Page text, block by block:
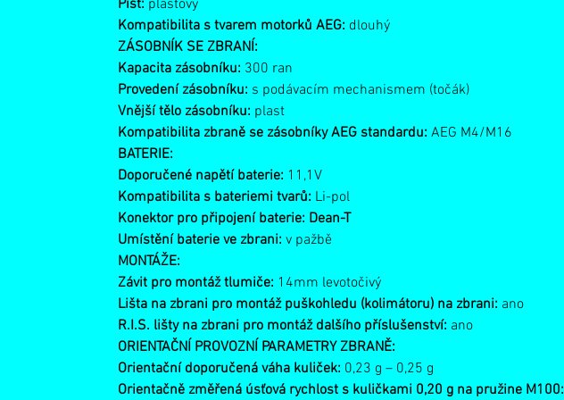
Píst: plastový
Kompatibilita s tvarem motorků AEG: dlouhý
ZÁSOBNÍK SE ZBRANÍ:
Kapacita zásobníku: 300 ran
Provedení zásobníku: s podávacím mechanismem (točák)
Vnější tělo zásobníku: plast
Kompatibilita zbraně se zásobníky AEG standardu: AEG M4/M16
BATERIE:
Doporučené napětí baterie: 11,1V
Kompatibilita s bateriemi tvarů: Li-pol
Konektor pro připojení baterie: Dean-T
Umístění baterie ve zbrani: v pažbě
MONTÁŽE:
Závit pro montáž tlumiče: 14mm levotočivý
Lišta na zbrani pro montáž puškohledu (kolimátoru) na zbrani: ano
R.I.S. lišty na zbrani pro montáž dalšího příslušenství: ano
ORIENTAČNÍ PROVOZNÍ PARAMETRY ZBRANĚ:
Orientační doporučená váha kuliček: 0,23 g – 0,25 g
Orientačně změřená úsťová rychlost s kuličkami 0,20 g na pružine M100: